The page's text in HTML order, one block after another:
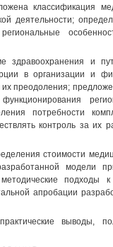
классификация
деятельности;
здравоохранения и
в организации и
преодоления;
потребности
контроль за их
стоимости
модели
подходы
апробации
выводы,